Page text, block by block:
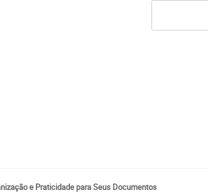
e Praticidade para Seus Documentos